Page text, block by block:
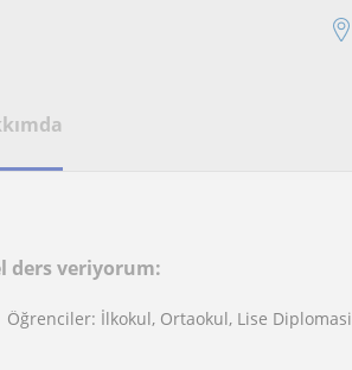
ders veriyorum:
Öğrenciler: İlkokul, Ortaokul, Lise Diplomasi